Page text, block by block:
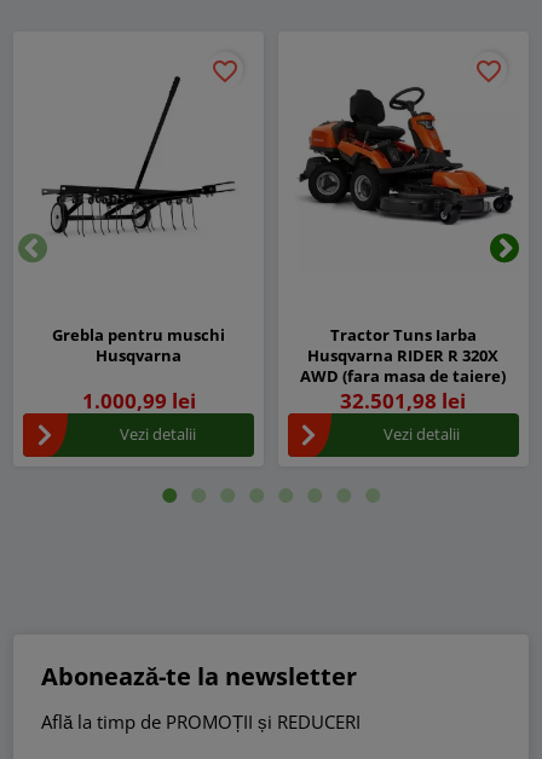
favorite_border
Grebla pentru muschi
Husqvarna
1.000,99 lei
Vezi detalii
favorite_border
Tractor Tuns Iarba
Husqvarna RIDER R 320X
AWD (fara masa de taiere)
32.501,98 lei
Vezi detalii
Abonează-te la newsletter
Află la timp de PROMOȚII și REDUCERI